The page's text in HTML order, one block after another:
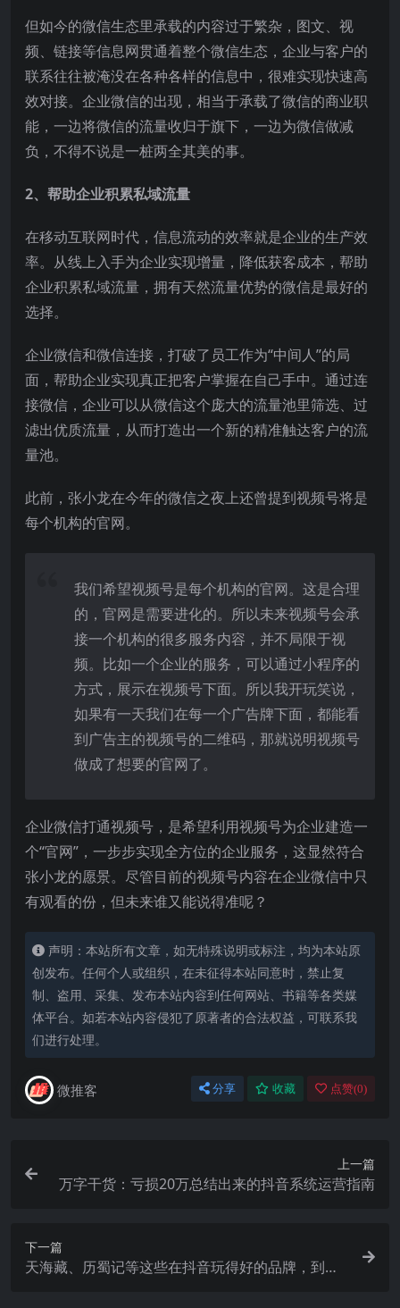
但如今的微信生态里承载的内容过于繁杂，图文、视
频、链接等信息网贯通着整个微信生态，企业与客户的
联系往往被淹没在各种各样的信息中，很难实现快速高
效对接。企业微信的出现，相当于承载了微信的商业职
能，一边将微信的流量收归于旗下，一边为微信做减
负，不得不说是一桩两全其美的事。
2、帮助企业积累私域流量
在移动互联网时代，信息流动的效率就是企业的生产效
率。从线上入手为企业实现增量，降低获客成本，帮助
企业积累私域流量，拥有天然流量优势的微信是最好的
选择。
企业微信和微信连接，打破了员工作为“中间人”的局
面，帮助企业实现真正把客户掌握在自己手中。通过连
接微信，企业可以从微信这个庞大的流量池里筛选、过
滤出优质流量，从而打造出一个新的精准触达客户的流
量池。
此前，张小龙在今年的微信之夜上还曾提到视频号将是
每个机构的官网。
我们希望视频号是每个机构的官网。这是合理
的，官网是需要进化的。所以未来视频号会承
接一个机构的很多服务内容，并不局限于视
频。比如一个企业的服务，可以通过小程序的
方式，展示在视频号下面。所以我开玩笑说，
如果有一天我们在每一个广告牌下面，都能看
到广告主的视频号的二维码，那就说明视频号
做成了想要的官网了。
企业微信打通视频号，是希望利用视频号为企业建造一
个“官网”，一步步实现全方位的企业服务，这显然符合
张小龙的愿景。尽管目前的视频号内容在企业微信中只
有观看的份，但未来谁又能说得准呢？
声明：本站所有文章，如无特殊说明或标注，均为本站原
创发布。任何个人或组织，在未征得本站同意时，禁止复
制、盗用、采集、发布本站内容到任何网站、书籍等各类媒
体平台。如若本站内容侵犯了原著者的合法权益，可联系我
们进行处理。
微推客 分享 收藏 点赞(0)
上一篇
万字干货：亏损20万总结出来的抖音系统运营指南
下一篇
天海藏、历蜀记等这些在抖音玩得好的品牌，到底